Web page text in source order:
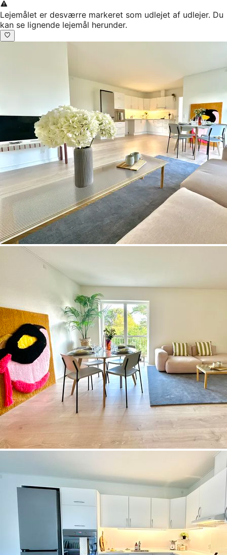
Lejemålet er desværre markeret som udlejet af udlejer. Du
kan se lignende lejemål herunder.